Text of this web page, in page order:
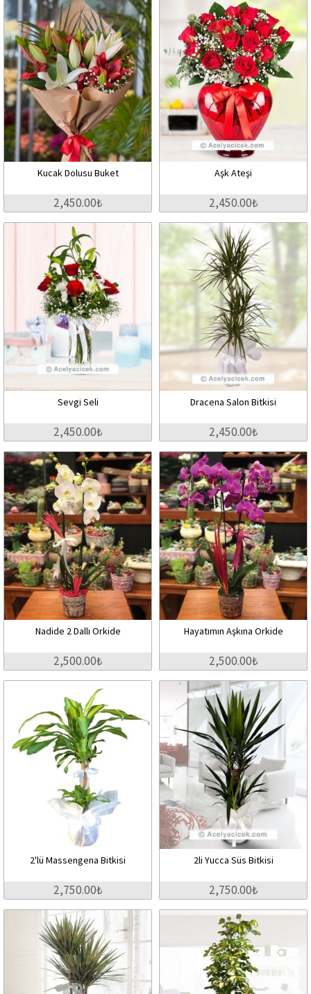
Kucak Dolusu Buket
2,450.00₺
Aşk Ateşi
2,450.00₺
Sevgi Seli
2,450.00₺
Dracena Salon Bitkisi
2,450.00₺
Nadide 2 Dallı Orkide
2,500.00₺
Hayatımın Aşkına Orkide
2,500.00₺
2'lü Massengena Bitkisi
2,750.00₺
2li Yucca Süs Bitkisi
2,750.00₺